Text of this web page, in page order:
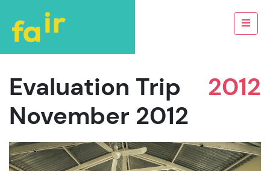
2012
Evaluation Trip
November 2012